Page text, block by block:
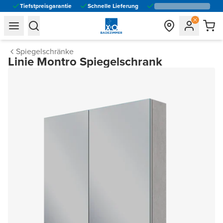
Tiefstpreisgarantie Schnelle Lieferung
general.navigation.toggle_menu.label
general.navigation.toggle_menu.label
Spiegelschränke
Linie Montro Spiegelschrank